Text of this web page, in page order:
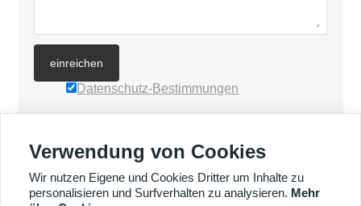
einreichen
Datenschutz-Bestimmungen
MEHR DIENSTLEISTUNGEN
Verwendung von Cookies
Wir nutzen Eigene und Cookies Dritter um Inhalte zu
personalisieren und Surfverhalten zu analysieren. Mehr